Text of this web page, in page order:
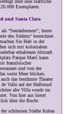
über eine stattliche
Exemplaren.
und Santa Clara
“Seeräubernest“, heute
des Südens“ bezeichnet.
Sie Halt in der
sich mit kolonialem
erhaltenen Altstadt
Parque Martí kann
französischer
und von der
weite Meer blicken.
das berühmte Theater
Valle auf der Halbinsel
alte Villa wurde im
Von hier aus bietet
über die Bucht.
schönsten Städte Kubas